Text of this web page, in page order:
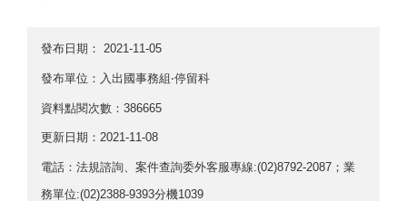
發布日期： 2021-11-05
發布單位：入出國事務組‧停留科
資料點閱次數：386665
更新日期： 2021-11-08
電話：法規諮詢、案件查詢委外客服專線:(02)8792-2087；業
務單位:(02)2388-9393分機1039